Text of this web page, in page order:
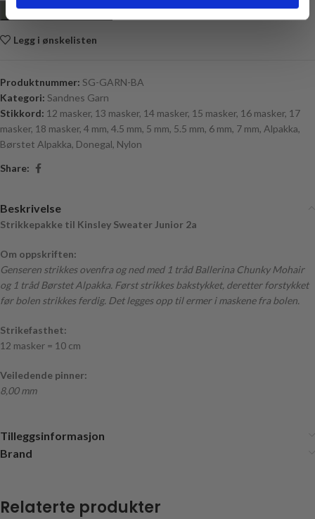
LEGG I HANDLEKURV
Legg i ønskelisten
Produktnummer: SG-GARN-BA
Kategori: Sandnes Garn
Stikkord: 12 masker, 13 masker, 14 masker, 15 masker, 16 masker, 17
masker, 18 masker, 4 mm, 4.5 mm, 5 mm, 5.5 mm, 6 mm, 7 mm, Alpakka,
Børstet Alpakka, Donegal, Nylon
Share:
Beskrivelse
Strikkepakke til Kinsley Sweater Junior 2a
Om oppskriften:
Genseren strikkes ovenfra og ned med 1 tråd Ballerina Chunky Mohair
og 1 tråd Børstet Alpakka. Først strikkes bakstykket, deretter forstykket
før bolen strikkes ferdig. Det legges opp til ermer i maskene fra bolen.
Strikefasthet:
12 masker = 10 cm
Veiledende pinner:
8,00 mm
Tilleggsinformasjon
Brand
Relaterte produkter